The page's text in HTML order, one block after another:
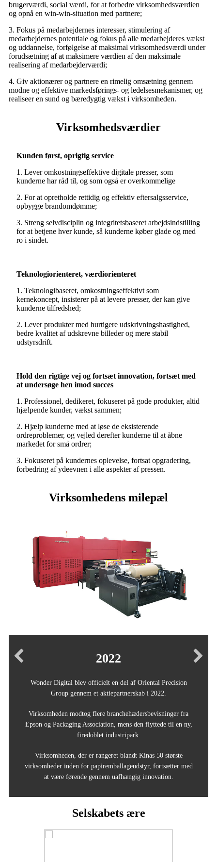
brugerværdi, social værdi, for at forbedre virksomhedsværdien
og opnå en win-win-situation med partnere;
3. Fokus på medarbejdernes interesser, stimulering af
medarbejdernes potentiale og fokus på alle medarbejderes vækst
og uddannelse, forfølgelse af maksimal virksomhedsværdi under
forudsætning af at maksimere værdien af ​​den maksimale
realisering af medarbejderværdi;
4. Giv aktionærer og partnere en rimelig omsætning gennem
modne og effektive markedsførings- og ledelsesmekanismer, og
realiseer en sund og bæredygtig vækst i virksomheden.
Virksomhedsværdier
Kunden først, oprigtig service
1. Lever omkostningseffektive digitale presser, som
kunderne har råd til, og som også er overkommelige
2. For at opretholde rettidig og effektiv eftersalgsservice,
opbygge brandomdømme;
3. Streng selvdisciplin og integritetsbaseret arbejdsindstilling
for at betjene hver kunde, så kunderne køber glade og med
ro i sindet.
Teknologiorienteret, værdiorienteret
1. Teknologibaseret, omkostningseffektivt som
kernekoncept, insisterer på at levere presser, der kan give
kunderne tilfredshed;
2. Lever produkter med hurtigere udskrivningshastighed,
bedre kvalitet af udskrevne billeder og mere stabil
udstyrsdrift.
Hold den rigtige vej og fortsæt innovation, fortsæt med
at undersøge hen imod succes
1. Professionel, dedikeret, fokuseret på gode produkter, altid
hjælpende kunder, vækst sammen;
2. Hjælp kunderne med at løse de eksisterende
ordreproblemer, og vejled derefter kunderne til at åbne
markedet for små ordrer;
3. Fokuseret på kundernes oplevelse, fortsat opgradering,
forbedring af ydeevnen i alle aspekter af pressen.
Virksomhedens milepæl
2022
Wonder Digital blev officielt en del af Oriental Precision
Group gennem et aktiepartnerskab i 2022.
Virksomheden modtog flere branchehædersbevisninger fra
Epson og Packaging Association, mens den flyttede til en ny,
firedoblet industripark.
Virksomheden, der er rangeret blandt Kinas 50 største
virksomheder inden for papiremballageudstyr, fortsætter med
at være førende gennem uafhængig innovation.
Selskabets ære